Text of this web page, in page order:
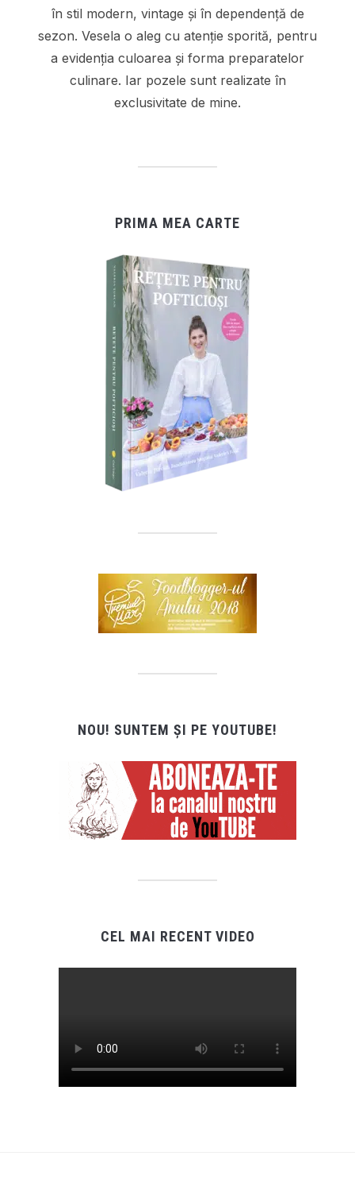
în stil modern, vintage și în dependență de
sezon. Vesela o aleg cu atenție sporită, pentru
a evidenția culoarea și forma preparatelor
culinare. Iar pozele sunt realizate în
exclusivitate de mine.
PRIMA MEA CARTE
NOU! SUNTEM ȘI PE YOUTUBE!
CEL MAI RECENT VIDEO